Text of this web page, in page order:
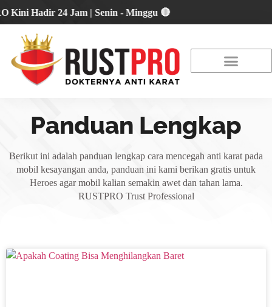
Hadir 24 Jam | Senin - Minggu 🔴
Panduan Lengkap
Berikut ini adalah panduan lengkap cara mencegah anti karat pada
mobil kesayangan anda, panduan ini kami berikan gratis untuk
Heroes agar mobil kalian semakin awet dan tahan lama.
RUSTPRO Trust Professional